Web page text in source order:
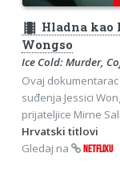
theaters Hladna kao
Wongso
Ice Cold: Murder,
Ovaj
suđenja Jessici
prijateljice Mirne
Hrvatski titlovi
Gledaj na
NETFLIXU